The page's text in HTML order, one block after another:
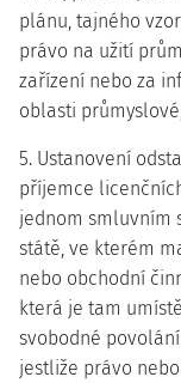
plánu, tajného
právo na užití
zařízení nebo za
oblasti
5. Ustanovení
příjemce
jednom smluvním
státě, ve kterém
nebo obchodní
která je tam
svobodné
jestliže právo